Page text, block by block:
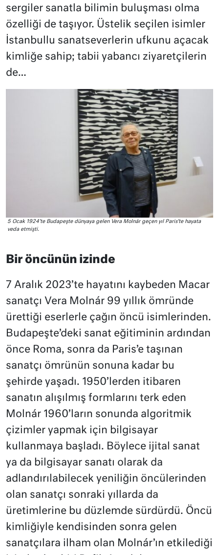
sergiler sanatla bilimin buluşması olma
özelliği de taşıyor. Üstelik seçilen isimler
İstanbullu sanatseverlerin ufkunu açacak
kimliğe sahip; tabii yabancı ziyaretçilerin
de…
5 Ocak 1924’te Budapeşte dünyaya gelen Vera Molnár geçen yıl Paris’te hayata
veda etmişti.
Bir öncünün izinde
7 Aralık 2023’te hayatını kaybeden Macar
sanatçı Vera Molnár 99 yıllık ömründe
ürettiği eserlerle çağın öncü isimlerinden.
Budapeşte’deki sanat eğitiminin ardından
önce Roma, sonra da Paris’e taşınan
sanatçı ömrünün sonuna kadar bu
şehirde yaşadı. 1950’lerden itibaren
sanatın alışılmış formlarını terk eden
Molnár 1960’ların sonunda algoritmik
çizimler yapmak için bilgisayar
kullanmaya başladı. Böylece ijital sanat
ya da bilgisayar sanatı olarak da
adlandırılabilecek yeniliğin öncülerinden
olan sanatçı sonraki yıllarda da
üretimlerine bu düzlemde sürdürdü. Öncü
kimliğiyle kendisinden sonra gelen
sanatçılara ilham olan Molnár’ın etkilediği